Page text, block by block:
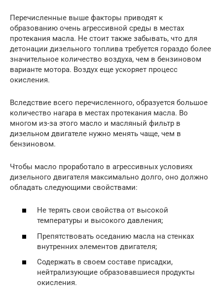
Перечисленные выше факторы приводят к
образованию очень агрессивной среды в местах
протекания масла. Не стоит также забывать, что для
детонации дизельного топлива требуется гораздо более
значительное количество воздуха, чем в бензиновом
варианте мотора. Воздух еще ускоряет процесс
окисления.
Вследствие всего перечисленного, образуется большое
количество нагара в местах протекания масла. Во
многом из-за этого масло и масляный фильтр в
дизельном двигателе нужно менять чаще, чем в
бензиновом.
Чтобы масло проработало в агрессивных условиях
дизельного двигателя максимально долго, оно должно
обладать следующими свойствами:
Не терять свои свойства от высокой
температуры и высокого давления;
Препятствовать оседанию масла на стенках
внутренних элементов двигателя;
Содержать в своем составе присадки,
нейтрализующие образовавшиеся продукты
окисления.